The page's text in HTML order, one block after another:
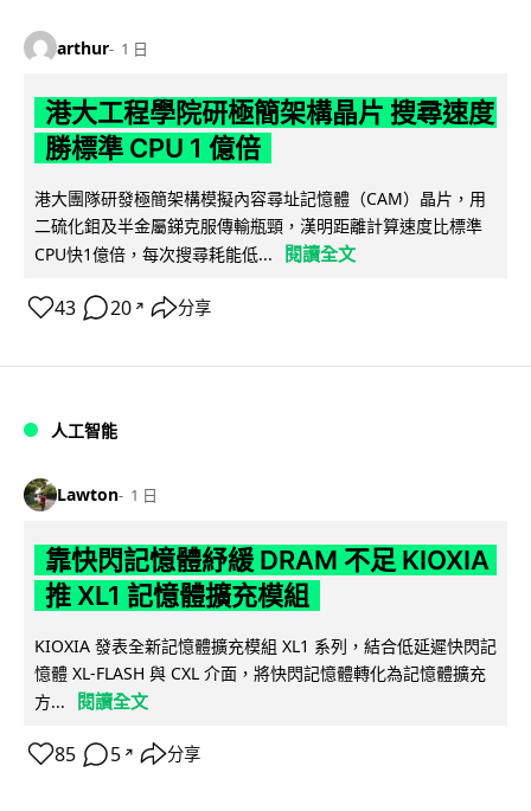
arthur 1 日
港大工程學院研極簡架構晶片 搜尋速度
勝標準 CPU 1 億倍
港大團隊研發極簡架構模擬內容尋址記憶體（CAM）晶片，用
二硫化鉬及半金屬銻克服傳輸瓶頸，漢明距離計算速度比標準
CPU快1億倍，每次搜尋耗能低...
閱讀全文
43 20 ↗ 分享
人工智能
Lawton 1 日
靠快閃記憶體紓緩 DRAM 不足 KIOXIA
推 XL1 記憶體擴充模組
KIOXIA 發表全新記憶體擴充模組 XL1 系列，結合低延遲快閃記
憶體 XL-FLASH 與 CXL 介面，將快閃記憶體轉化為記憶體擴充
方...
閱讀全文
85 5 ↗ 分享